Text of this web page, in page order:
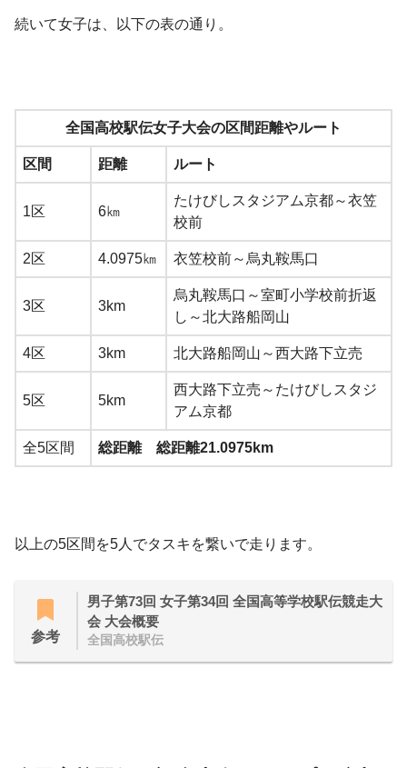
続いて女子は、以下の表の通り。
全国高校駅伝女子大会の区間距離やルート
区間 距離 ルート
1区 6㎞
たけびしスタジアム京都～衣笠
校前
2区 4.0975㎞ 衣笠校前～烏丸鞍馬口
3区 3km
烏丸鞍馬口～室町小学校前折返
し～北大路船岡山
4区 3km 北大路船岡山～西大路下立売
5区 5km
西大路下立売～たけびしスタジ
アム京都
全5区間 総距離 総距離21.0975km
以上の5区間を5人でタスキを繋いで走ります。
参考
男子第73回 女子第34回 全国高等学校駅伝競走大
会 大会概要
全国高校駅伝